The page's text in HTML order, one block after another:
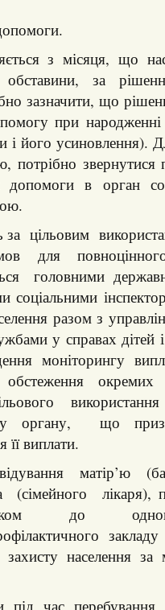
з місяця, що
обставини, за
зазначити, що
при
і його усиновлення).
потрібно звернутися
допомоги в орган
за цільовим
для
головними
разом з
у справах дітей
моніторингу
використання
органу, що
виплати.
матір’ю
(сімейного лікаря),
віком до
захисту населення за
під час